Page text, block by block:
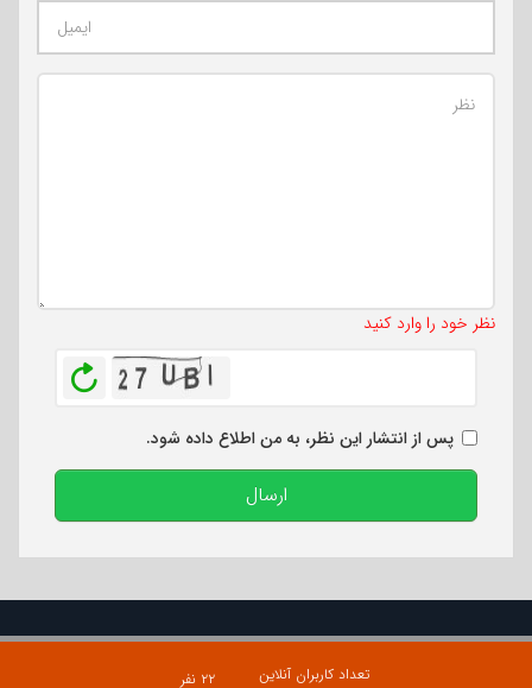
نظر خود را وارد کنید
پس از انتشار این نظر، به من اطلاع داده شود.
ارسال
تعداد کاربران آنلاین ۲۲ نفر